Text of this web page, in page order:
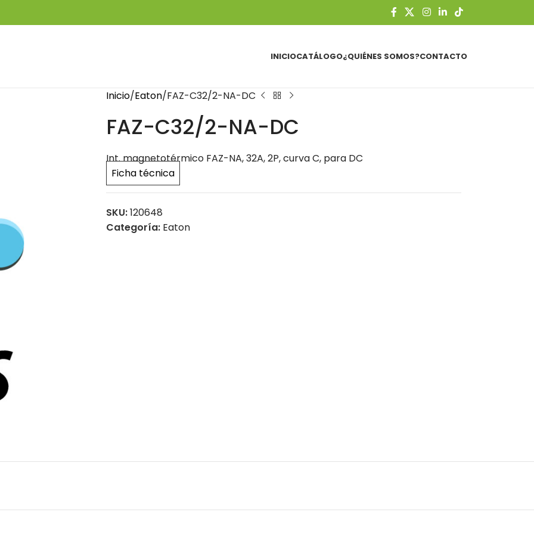
INICIOCATÁLOGO¿QUIÉNES SOMOS?CONTACTO
Inicio Eaton FAZ-C32/2-NA-DC
FAZ-C32/2-NA-DC
Int. magnetotérmico FAZ-NA, 32A, 2P, curva C, para DC
Ficha técnica
SKU:120648
Categoría: Eaton